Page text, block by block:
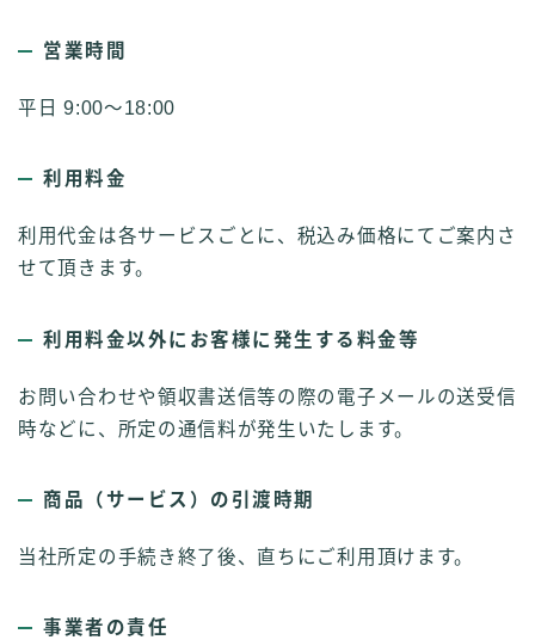
営業時間
平日 9:00～18:00
利用料金
利用代金は各サービスごとに、税込み価格にてご案内さ
せて頂きます。
利用料金以外にお客様に発生する料金等
お問い合わせや領収書送信等の際の電子メールの送受信
時などに、所定の通信料が発生いたします。
商品（サービス）の引渡時期
当社所定の手続き終了後、直ちにご利用頂けます。
事業者の責任